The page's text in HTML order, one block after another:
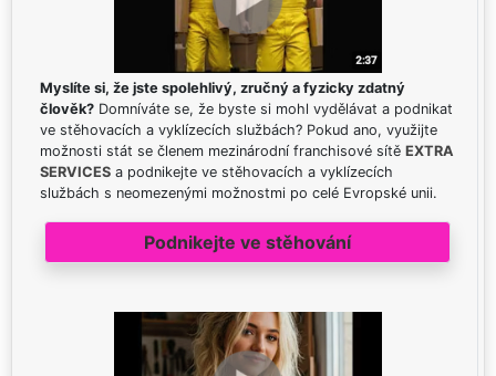
Myslíte si, že jste spolehlivý, zručný a fyzicky zdatný
člověk? Domníváte se, že byste si mohl vydělávat a podnikat
ve stěhovacích a vyklízecích službách? Pokud ano, využijte
možnosti stát se členem mezinárodní franchisové sítě EXTRA
SERVICES a podnikejte ve stěhovacích a vyklízecích
službách s neomezenými možnostmi po celé Evropské unii.
Podnikejte ve stěhování